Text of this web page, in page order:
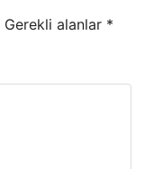
Gerekli alanlar *